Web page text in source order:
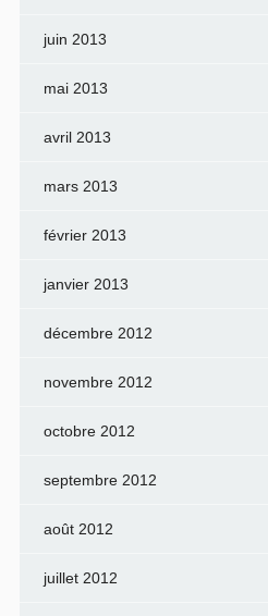
juin 2013
mai 2013
avril 2013
mars 2013
février 2013
janvier 2013
décembre 2012
novembre 2012
octobre 2012
septembre 2012
août 2012
juillet 2012